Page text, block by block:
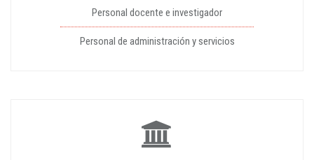
Personal docente e investigador
Personal de administración y servicios